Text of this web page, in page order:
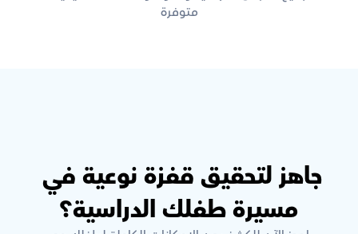
متوفرة
مسيرة طفلك الدراسية؟